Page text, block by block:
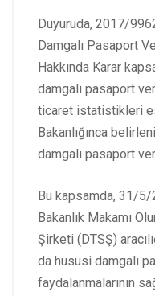
Duyuruda, 2017/
Damgalı Pasaport
Hakkında Karar
damgalı pasaport
ticaret istatistikleri
Bakanlığınca
damgalı pasaport
Bu kapsamda, 31/5/
Bakanlık Makamı
Şirketi (DTSŞ)
da hususi damgalı
faydalanmalarının